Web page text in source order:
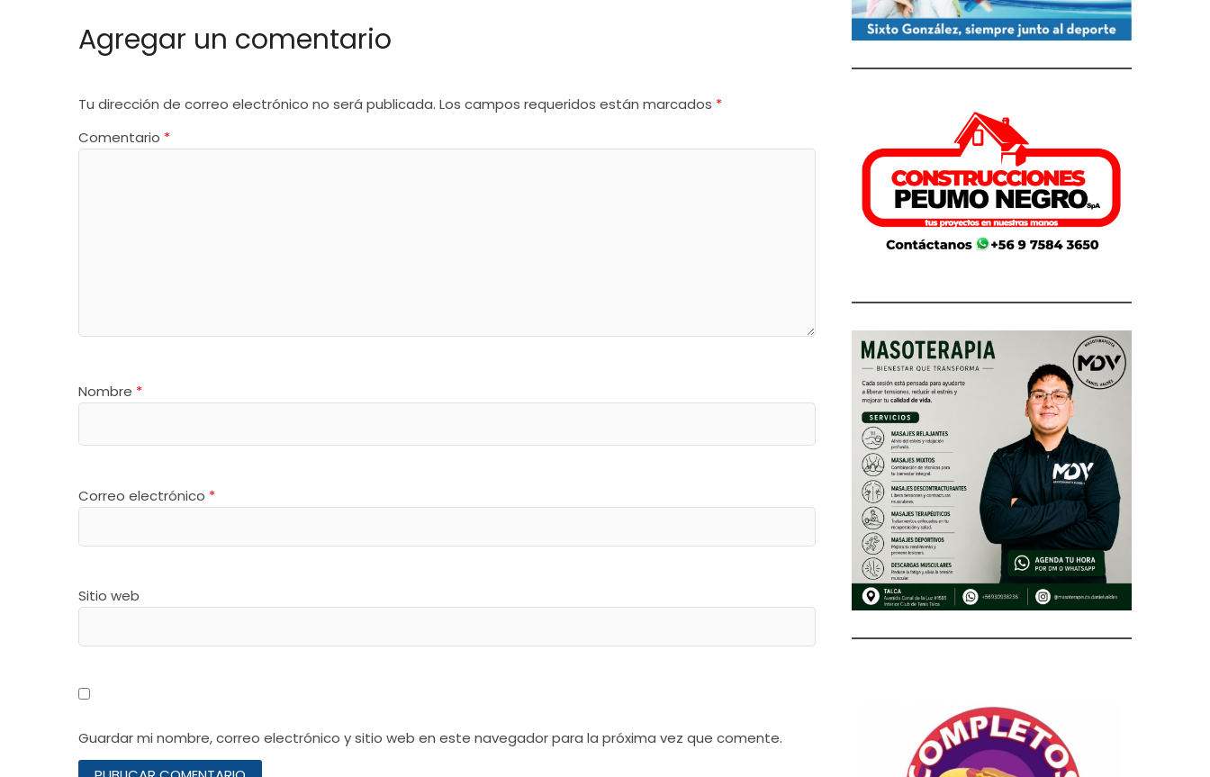
Agregar un comentario
Tu dirección de correo electrónico no será publicada. Los campos requeridos están marcados *
Comentario *
Nombre *
Correo electrónico *
Sitio web
Guardar mi nombre, correo electrónico y sitio web en este navegador para la próxima vez que comente.